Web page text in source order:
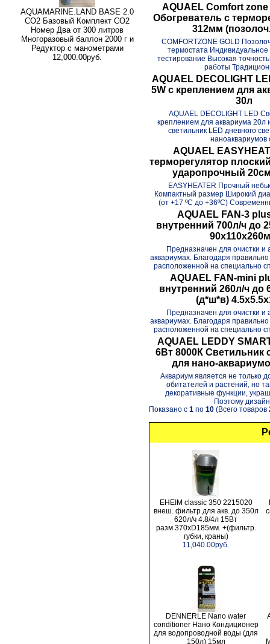
AQUAMARINE.LAND BASE 2.0
СО2 Базовый Комплект СО2
Номер Два от 300 литров
Многоразовый баллон 2000 г и
Редуктор с манометрами
12,000.00руб.
AQUAEL Comfort zone
Обогреватель с
312мм
COMFORTZONE GOLD
термостата
тестирование Высокая
работы
AQUAEL DECOLIGHT
5W с креплением для
30л
AQUAEL DECOLIGHT LED
креплением для аквариума 20л
светильник LED дневного
наноаквариумов
AQUAEL
терморегулятор
ударопрочный
EASYHEATER Прочный
Компактный размер Широкий
(от +17 ºC до +36ºC)
AQUAEL FAN-3
внутренний 700л/ч до
Предназначен для очистки и
аквариумах. Благодаря
расположенной на специально
AQUAEL FAN-mini
внутренний 260л/ч до
(д*ш*в)
Предназначен для очистки и
аквариумах. Благодаря
расположенной на специально
AQUAEL LEDDY
6Вт 8000К Светильник
для нано-
Аквариум является не только
обитателей и растений, но
декоративные функции,
Поэтому
Показано с 1по 10(Всего товаров
EHEIM classic 350 2215020
внеш. фильтр для акв. до 350л
620л/ч 4.8/4л 15Вт
разм.370хD185мм. +(фильтр.
губки, краны)
11,040.00руб.
DENNERLE Nano water
conditioner Нано Кондиционер
для водопроводной воды (для
150л) 15мл